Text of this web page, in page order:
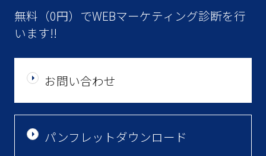
無料（0円）でWEBマーケティング診断を行
います!!
お問い合わせ
パンフレットダウンロード